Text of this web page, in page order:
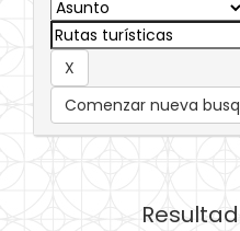
Comenzar nueva